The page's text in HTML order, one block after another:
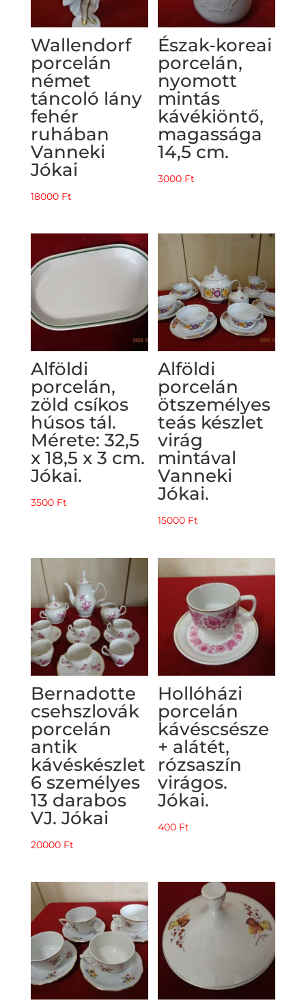
Wallendorf
porcelán
német
táncoló lány
fehér
ruhában
Vanneki
Jókai
18000 Ft
Észak-koreai
porcelán,
nyomott
mintás
kávékiöntő,
magassága
14,5 cm.
3000 Ft
Alföldi
porcelán,
zöld csíkos
húsos tál.
Mérete: 32,5
x 18,5 x 3 cm.
Jókai.
3500 Ft
Alföldi
porcelán
ötszemélyes
teás készlet
virág
mintával
Vanneki
Jókai.
15000 Ft
Bernadotte
csehszlovák
porcelán
antik
kávéskészlet
6 személyes
13 darabos
VJ. Jókai
20000 Ft
Hollóházi
porcelán
kávéscsésze
+ alátét,
rózsaszín
virágos.
Jókai.
400 Ft